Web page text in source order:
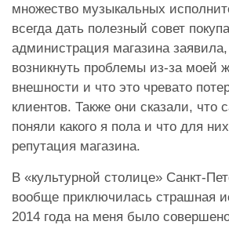
множество музыкальных
всегда дать полезный совет
администрация магазина
возникнуть проблемы из-за моей
внешности и что это чревато
клиентов. Также они сказали, что
поняли какого я пола и что для
репутация магазина.
В «культурной столице» Санкт-
вообще приключилась страшная
2014 года на меня было